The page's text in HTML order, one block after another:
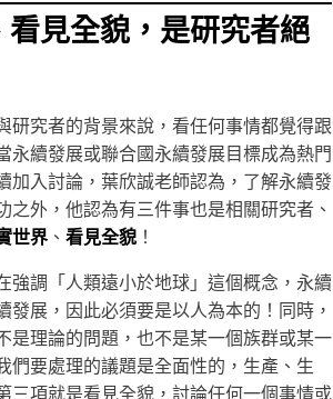
見全貌，是研究者絕
研究者的背景來說，看任何事情都覺得跟
永續發展或聯合國永續發展目標成為熱門
加入討論，葉欣誠老師認為，了解永續發
外，他認為有三件事也是相關研究者、
世界 、 看見全貌 ！
強調「人類遠小於地球」這個概念，永續
展，因此必須要是以人為本的！同時，
是理論的問題，也不是某一個族群或某一
們要處理的議題是全面性的，生產、生
三項就是看見全貌，討論任何一個事情或